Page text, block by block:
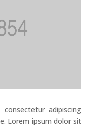
adipiscing
Lorem ipsum dolor sit